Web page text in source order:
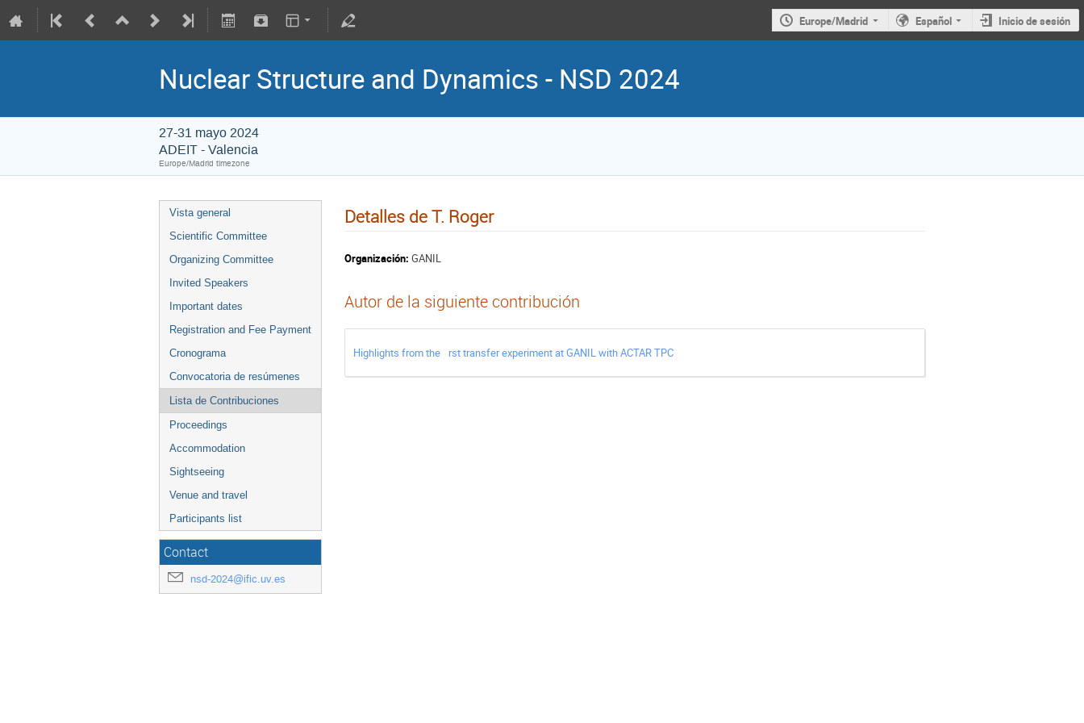
Europe/Madrid Español Inicio de sesión
Nuclear Structure and Dynamics - NSD 2024
27-31 mayo 2024
ADEIT - Valencia
Europe/Madrid timezone
Vista general
Scientific Committee
Organizing Committee
Invited Speakers
Important dates
Registration and Fee Payment
Cronograma
Convocatoria de resúmenes
Lista de Contribuciones
Proceedings
Accommodation
Sightseeing
Venue and travel
Participants list
Contact
nsd-2024@ific.uv.es
Detalles de T. Roger
Organización: GANIL
Autor de la siguiente contribución
Highlights from the rst transfer experiment at GANIL with ACTAR TPC